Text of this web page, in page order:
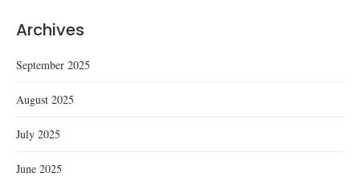
Archives
September 2025
August 2025
July 2025
June 2025